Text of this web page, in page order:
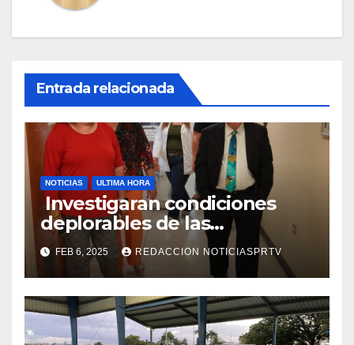
Entrada relacionada
NOTICIAS ULTIMA HORA
Investigaran condiciones
deplorables de las
facilidades el Departamento
de la Salud en Mayagüez
FEB 6, 2025 REDACCION NOTICIASPRTV